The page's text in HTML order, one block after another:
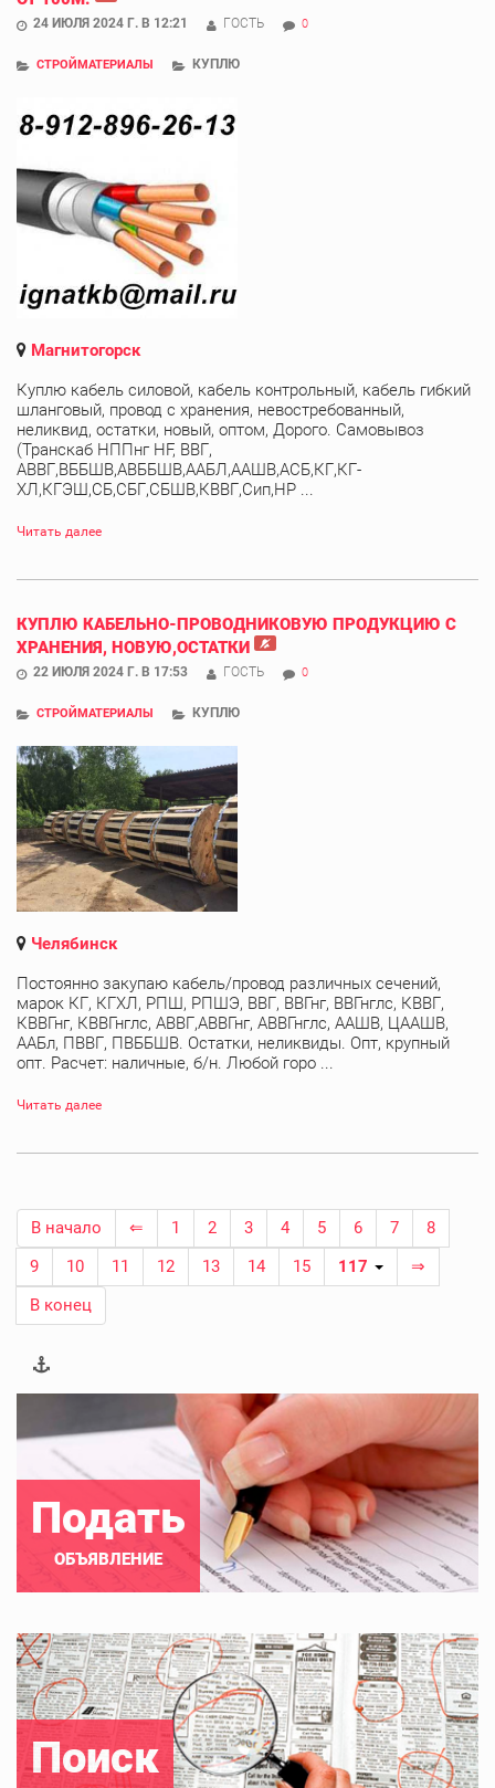
24 ИЮЛЯ 2024 Г. В 12:21 ГОСТЬ 0
СТРОЙМАТЕРИАЛЫ КУПЛЮ
Магнитогорск
Куплю кабель силовой, кабель контрольный, кабель гибкий
шланговый, провод с хранения, невостребованный,
неликвид, остатки, новый, оптом, Дорого. Самовывоз
(Транскаб НППнг HF, ВВГ,
АВВГ,ВББШВ,АВББШВ,ААБЛ,ААШВ,АСБ,КГ,КГ-
ХЛ,КГЭШ,СБ,СБГ,СБШВ,КВВГ,Сип,НР ...
Читать далее
КУПЛЮ КАБЕЛЬНО-ПРОВОДНИКОВУЮ ПРОДУКЦИЮ С
ХРАНЕНИЯ, НОВУЮ,ОСТАТКИ
22 ИЮЛЯ 2024 Г. В 17:53 ГОСТЬ 0
СТРОЙМАТЕРИАЛЫ КУПЛЮ
Челябинск
Постоянно закупаю кабель/провод различных сечений,
марок КГ, КГХЛ, РПШ, РПШЭ, ВВГ, ВВГнг, ВВГнглс, КВВГ,
КВВГнг, КВВГнглс, АВВГ,АВВГнг, АВВГнглс, ААШВ, ЦААШВ,
ААБл, ПВВГ, ПВББШВ. Остатки, неликвиды. Опт, крупный
опт. Расчет: наличные, б/н. Любой горо ...
Читать далее
В начало ⇐ 1 2 3 4 5 6 7
8
9
10 11 12 13 14 15 117
⇒
В конец
Подать
ОБЪЯВЛЕНИЕ
Поиск